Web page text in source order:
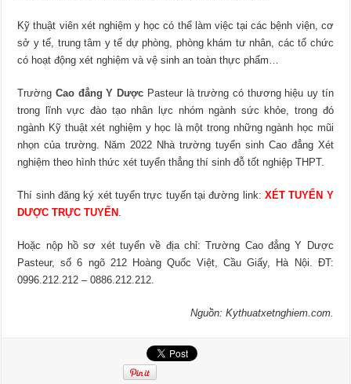
Kỹ thuật viên xét nghiệm y học có thể làm việc tại các bệnh viện, cơ
sở y tế, trung tâm y tế dự phòng, phòng khám tư nhân, các tổ chức
có hoạt động xét nghiệm và vệ sinh an toàn thực phẩm…
Trường Cao đẳng Y Dược Pasteur là trường có thương hiệu uy tín
trong lĩnh vực đào tạo nhân lực nhóm ngành sức khỏe, trong đó
ngành Kỹ thuật xét nghiệm y học là một trong những ngành học mũi
nhọn của trường. Năm 2022 Nhà trường tuyển sinh Cao đẳng Xét
nghiệm theo hình thức xét tuyển thẳng thí sinh đỗ tốt nghiệp THPT.
Thí sinh đăng ký xét tuyển trực tuyến tại đường link:XÉT TUYỂN Y
DƯỢC TRỰC TUYẾN .
Hoặc nộp hồ sơ xét tuyển về địa chỉ: Trường Cao đẳng Y Dược
Pasteur, số 6 ngõ 212 Hoàng Quốc Việt, Cầu Giấy, Hà Nội. ĐT:
0996.212.212 – 0886.212.212.
Nguồn: Kythuatxetnghiem.com.